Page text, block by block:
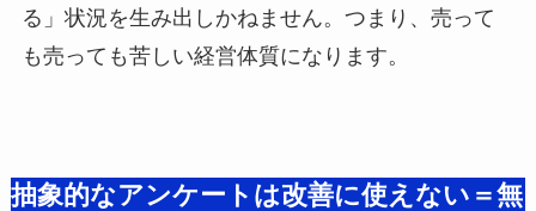
る」状況を生み出しかねません。つまり、売って
も売っても苦しい経営体質になります。
抽象的なアンケートは改善に使えない＝無